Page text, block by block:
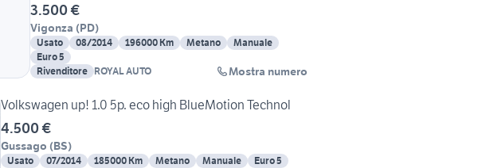
3.500 €
Vigonza (PD)
Usato 08/2014 196000 Km Metano
Manuale
Euro 5
Rivenditore ROYAL AUTO Mostra numero
Volkswagen up! 1.0 5p. eco high BlueMotion Technol
4.500 €
Gussago (BS)
Usato 07/2014 185000 Km Metano Manuale Euro 5